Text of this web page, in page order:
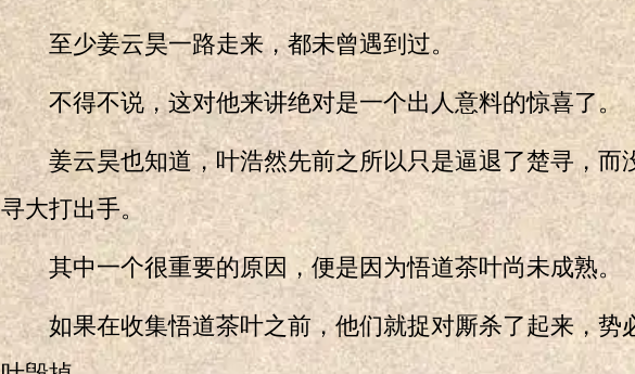
至少姜云昊一路走来，都未曾遇到过。
不得不说，这对他来讲绝对是一个出人意料的惊喜了。
姜云昊也知道，叶浩然先前之所以只是逼退了楚寻，而
寻大打出手。
其中一个很重要的原因，便是因为悟道茶叶尚未成熟。
如果在收集悟道茶叶之前，他们就捉对厮杀了起来，势